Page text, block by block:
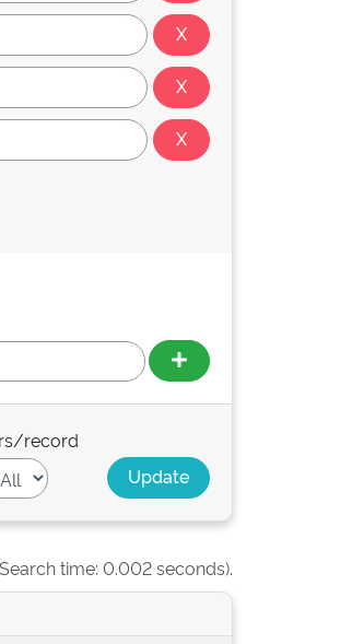
record
time: 0.002 seconds).